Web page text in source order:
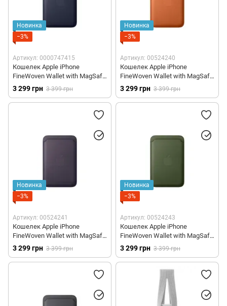
Новинка
−3%
Артикул: 0000747415
Кошелек Apple iPhone
FineWoven Wallet with MagSafe
– Navy (MGH94)
3 299 грн 3 399 грн
Новинка
−3%
Артикул: 00524240
Кошелек Apple iPhone
FineWoven Wallet with MagSafe
– Fox Orange (MGH64)
3 299 грн 3 399 грн
Новинка
−3%
Артикул: 00524241
Кошелек Apple iPhone
FineWoven Wallet with MagSafe
– Midnight Purple (MGH84)
3 299 грн 3 399 грн
Новинка
−3%
Артикул: 00524243
Кошелек Apple iPhone
FineWoven Wallet with MagSafe
– Moss (MGH74)
3 299 грн 3 399 грн